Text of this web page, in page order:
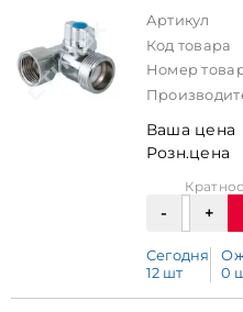
Артикул
Код товара
Номер
Ваша цена
Розн.цена
Сегодня
12 шт
0